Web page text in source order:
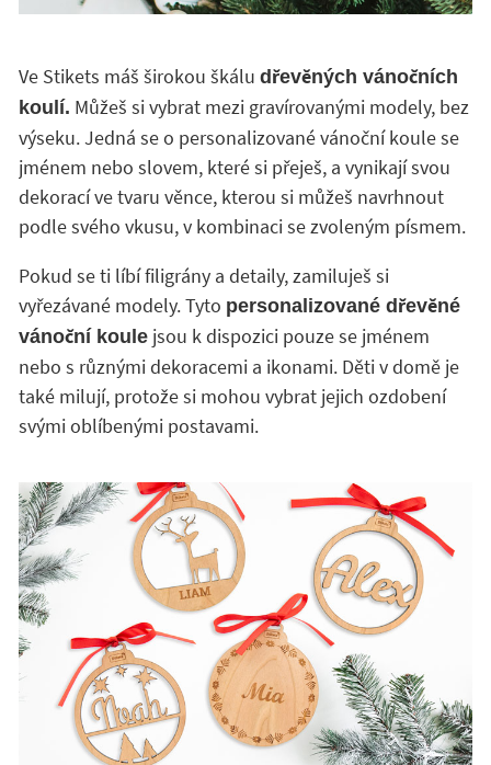
Ve Stikets máš širokou škálu dřevěných vánočních
koulí. Můžeš si vybrat mezi gravírovanými modely, bez
výseku. Jedná se o personalizované vánoční koule se
jménem nebo slovem, které si přeješ, a vynikají svou
dekorací ve tvaru věnce, kterou si můžeš navrhnout
podle svého vkusu, v kombinaci se zvoleným písmem.
Pokud se ti líbí filigrány a detaily, zamiluješ si
vyřezávané modely. Tyto personalizované dřevěné
vánoční koulejsou k dispozici pouze se jménem
nebo s různými dekoracemi a ikonami. Děti v domě je
také milují, protože si mohou vybrat jejich ozdobení
svými oblíbenými postavami.